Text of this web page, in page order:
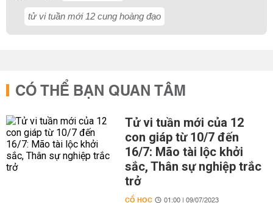
tử vi tuần mới 12 cung hoàng đạo
CÓ THỂ BẠN QUAN TÂM
Tử vi tuần mới của 12
con giáp từ 10/7 đến
16/7: Mão tài lộc khởi
sắc, Thân sự nghiệp trắc
trở
CỔ HỌC 01:00 | 09/07/2023